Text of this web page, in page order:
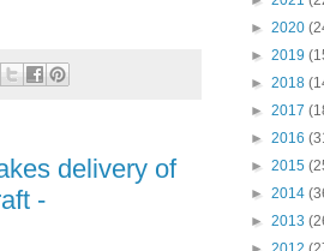
delivery of
-
► 2020
► 2019
► 2018
► 2017
► 2016
► 2015
► 2014
► 2013